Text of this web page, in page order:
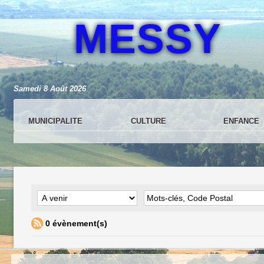
MESSY
Samedi 8 Août 2026
MUNICIPALITE CULTURE ENFANCE
0 évènement(s)